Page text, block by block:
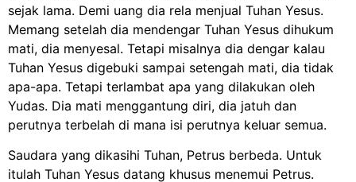
sejak lama. Demi uang dia rela menjual Tuhan Yesus.
Memang setelah dia mendengar Tuhan Yesus dihukum
mati, dia menyesal. Tetapi misalnya dia dengar kalau
Tuhan Yesus digebuki sampai setengah mati, dia tidak
apa-apa. Tetapi terlambat apa yang dilakukan oleh
Yudas. Dia mati menggantung diri, dia jatuh dan
perutnya terbelah di mana isi perutnya keluar semua.
Saudara yang dikasihi Tuhan, Petrus berbeda. Untuk
itulah Tuhan Yesus datang khusus menemui Petrus.